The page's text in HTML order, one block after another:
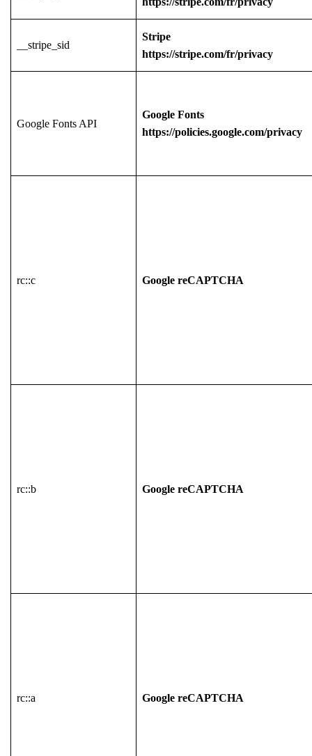
__stripe_sid
Stripe
https://stripe.com/fr/privacy
Google Fonts API
Google Fonts
https://policies.google.com/privacy
rc::c Google reCAPTCHA
rc::b Google reCAPTCHA
rc::a Google reCAPTCHA